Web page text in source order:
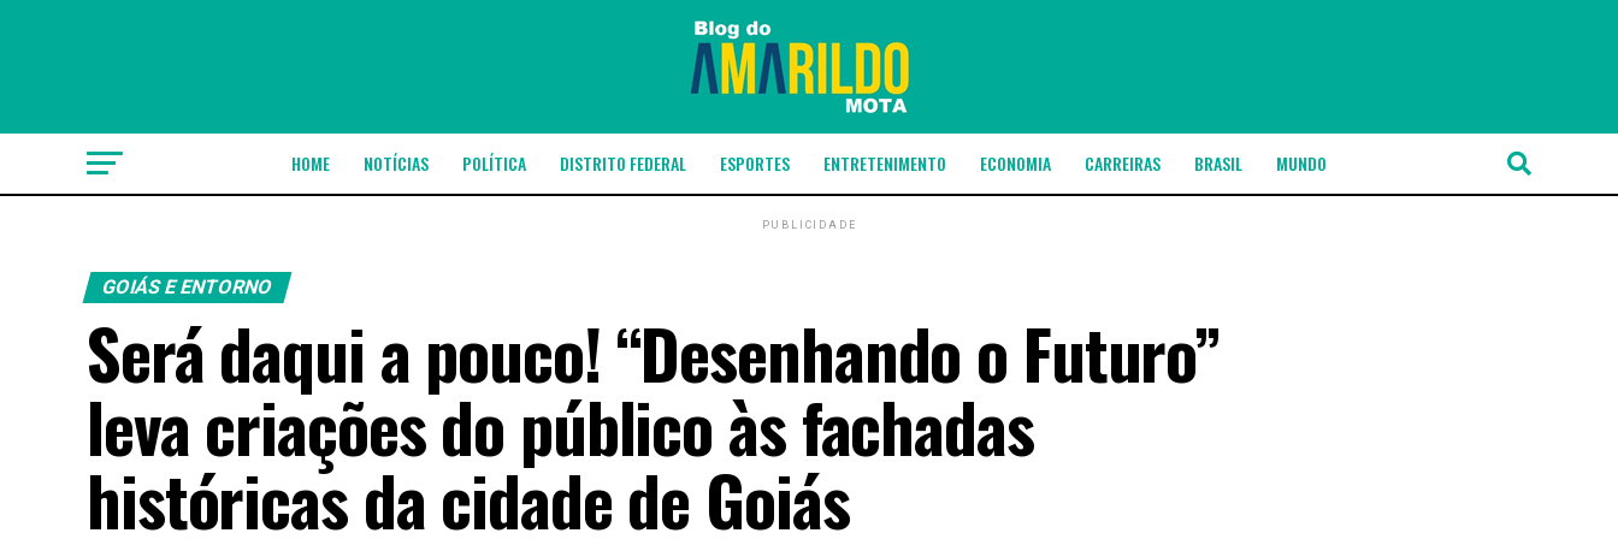
HOME NOTÍCIAS POLÍTICA DISTRITO FEDERAL ESPORTES ENTRETENIMENTO ECONOMIA CARREIRAS BRASIL MUNDO
PUBLICIDADE
GOIÁS E ENTORNO
Será daqui a pouco! “Desenhando o Futuro”
leva criações do público às fachadas
históricas da cidade de Goiás